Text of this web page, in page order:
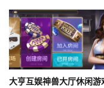
+物品ID+安装及使用视
大亨互娱神兽大厅休闲游